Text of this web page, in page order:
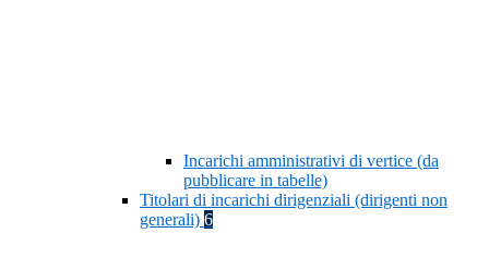
Incarichi amministrativi di vertice (da
pubblicare in tabelle)
Titolari di incarichi dirigenziali (dirigenti non
generali) 6